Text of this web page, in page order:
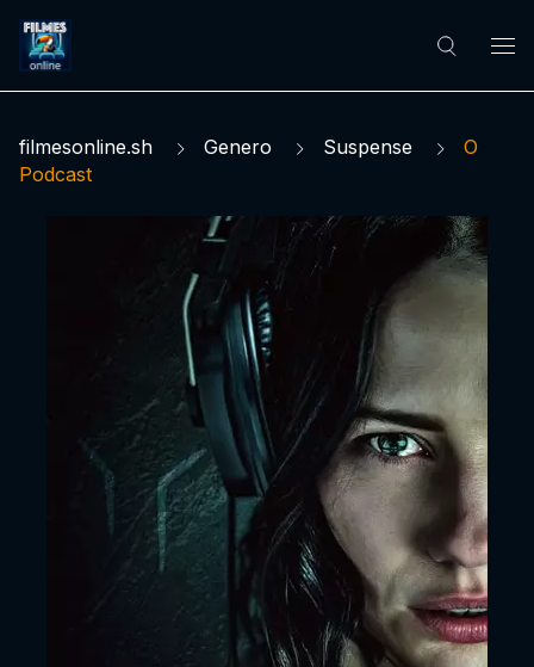
filmesonline.sh Genero Suspense
O
Podcast